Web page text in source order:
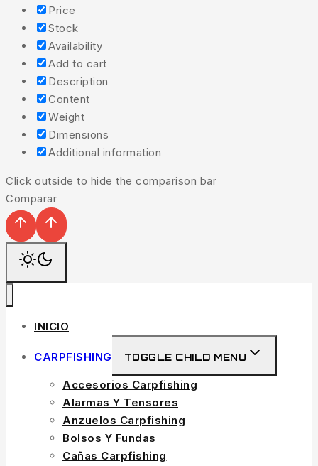
Price
Stock
Availability
Add to cart
Description
Content
Weight
Dimensions
Additional information
Click outside to hide the comparison bar
Comparar
INICIO
CARPFISHING TOGGLE CHILD MENU
Accesorios Carpfishing
Alarmas Y Tensores
Anzuelos Carpfishing
Bolsos Y Fundas
Cañas Carpfishing